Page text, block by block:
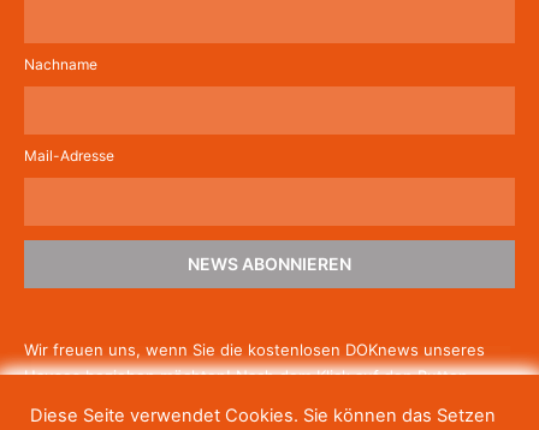
Nachname
Mail-Adresse
NEWS ABONNIEREN
Wir freuen uns, wenn Sie die kostenlosen DOKnews unseres
Hauses beziehen möchten! Nach dem Klick auf den Button
Diese Seite verwendet Cookies. Sie können das Setzen